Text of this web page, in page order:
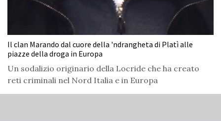
Il clan Marando dal cuore della 'ndrangheta di Platì alle
piazze della droga in Europa
Un sodalizio originario della Locride che ha creato
reti criminali nel Nord Italia e in Europa